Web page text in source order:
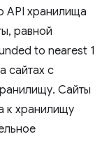
API хранилища
равной
to nearest 1
сайтах с
Сайты
к хранилищу